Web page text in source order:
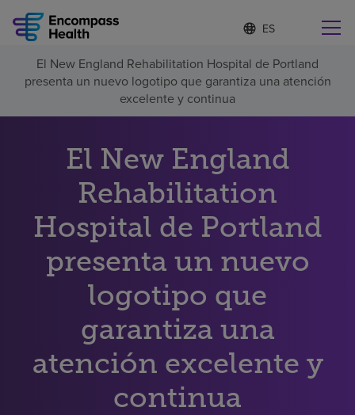
Lista
de
idiomas
contraída
d
o
m
e
c
c
i
n
d
Encuentre una localidad cerca de usted
Por qué debe elegirnos
Servicios de rehabilitación
Pacientes y cuidadores
Recursos de salud
Acerca de nosotros
El New England Rehabilitation Hospital de Portland
presenta un nuevo logotipo que garantiza una atención
excelente y continua
El New England
Rehabilitation
Hospital de Portland
presenta un nuevo
logotipo que
garantiza una
atención excelente y
continua